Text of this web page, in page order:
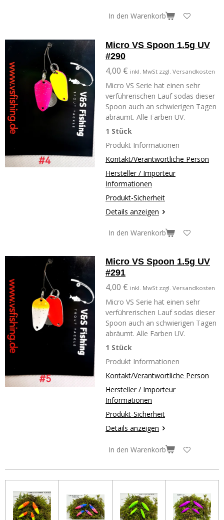
In den Warenkorb
Micro VS Spoon 1.5g UV
#290
4,00 € inkl. MwSt zzgl. Versandkosten
Micro VS Serie hat einen sehr
verführerischen Lauf sodas dieser
Spoon auch an schwierigen Tagen
abräumt. Alle Farben UV.
1 Stück
Produkt Informationen
Kontakt/Verantwortliche Person
Hersteller / Importeur
Informationen
Produkt-Sicherheit
Details anzeigen
In den Warenkorb
Micro VS Spoon 1.5g UV
#291
4,00 € inkl. MwSt zzgl. Versandkosten
Micro VS Serie hat einen sehr
verführerischen Lauf sodas dieser
Spoon auch an schwierigen Tagen
abräumt. Alle Farben UV.
1 Stück
Produkt Informationen
Kontakt/Verantwortliche Person
Hersteller / Importeur
Informationen
Produkt-Sicherheit
Details anzeigen
In den Warenkorb